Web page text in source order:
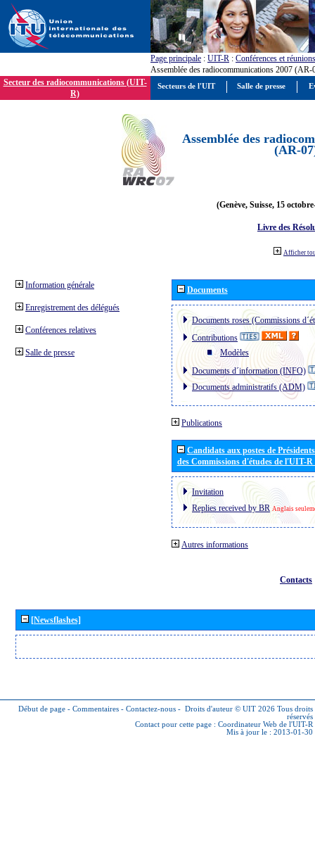
Page principale : UIT-R : Conférences et réunions
Assemblée des radiocommunications 2007 (AR-
Secteur des radiocommunications (UIT-
R)
Assemblée des
(AR-
(Genève, Suisse, 15
Livre des
Afficher
Information générale
Enregistrement des délégués
Conférences relatives
Salle de presse
Documents
Documents roses (Commissions
Contributions
Modèles
Documents d´information (INFO)
Documents administratifs (ADM)
Publications
Candidats aux postes de
des Commissions d'études de l'UIT-
Invitation
Replies received by BR Anglais
Autres informations
Contacts
[Newsflashes]
Début de page - Commentaires - Contactez-nous - Droits d'auteur © UIT 2026 Tous droits
réservés
Contact pour cette page : Coordinateur Web de l'UIT-R
Mis à jour le : 2013-01-30
Secteurs de l'UIT Salle de presse